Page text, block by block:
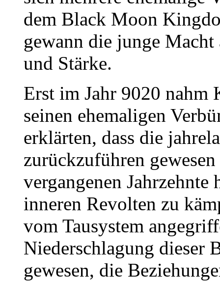
dem Black Moon
gewann die junge
und Stärke.
Erst im Jahr 9020
seinen ehemaligen
erklärten, dass die
zurückzuführen
vergangenen Jahrzehnte
inneren Revolten zu
vom Tausystem
Niederschlagung dieser
gewesen, die